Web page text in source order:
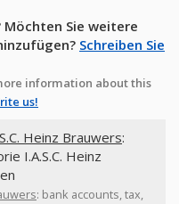
Möchten Sie weitere
Schreiben Sie
information about this
us!
Heinz Brauwers:
I.A.S.C. Heinz
: bank accounts, tax,